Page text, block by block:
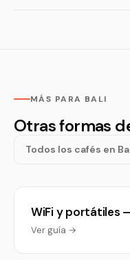
MÁS PARA BALI
Otras formas
Todos los cafés en
WiFi y portátiles
Ver guía →